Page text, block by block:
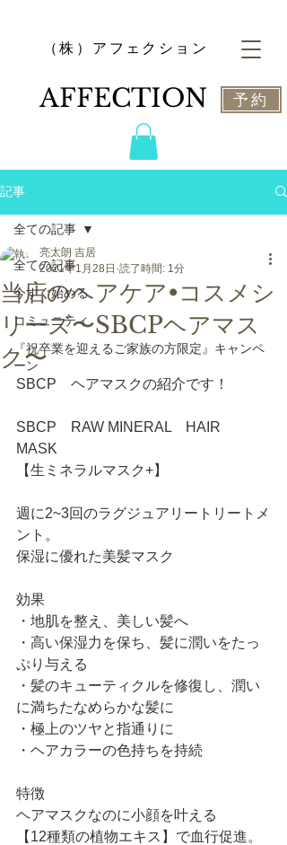
​（株）アフェクション
​AFFECTION 予約
記事
全ての記事
今すぐ始める
コミュニティ
『祝卒業を迎えるご家族の方限定』キャンペ
ーン
全ての記事
当店のヘアケア•コスメシ
リーズ〜SBCPヘアマス
ク〜
亮太朗 吉居
2021年1月28日 読了時間: 1分
SBCP　ヘアマスクの紹介です！
SBCP　RAW MINERAL　HAIR
MASK
【生ミネラルマスク+】
週に2~3回のラグジュアリートリートメ
ント。
保湿に優れた美髪マスク
効果
・地肌を整え、美しい髪へ
・高い保湿力を保ち、髪に潤いをたっ
ぷり与える
・髪のキューティクルを修復し、潤い
に満ちたなめらかな髪に
・極上のツヤと指通りに
・ヘアカラーの色持ちを持続
特徴
ヘアマスクなのに小顔を叶える
【12種類の植物エキス】で血行促進。